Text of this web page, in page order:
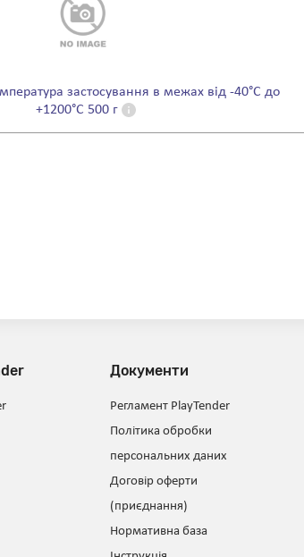
застосування в межах від -40°C до
+1200°C 500 г
Документи
Регламент PlayTender
Політика обробки
персональних даних
Договір оферти
(приєднання)
Нормативна база